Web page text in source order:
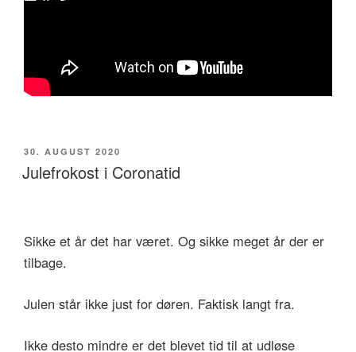
UDGIVET
DEN
30. AUGUST 2020
Julefrokost i Coronatid
Sikke et år det har været. Og sikke meget år der er
tilbage.
Julen står ikke just for døren. Faktisk langt fra.
Ikke desto mindre er det blevet tid til at udløse